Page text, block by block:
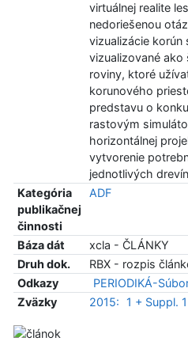
virtuálnej realite
nedoriešenou
vizualizácie korún
vizualizované
roviny, ktoré
korunového
predstavu o
rastovým
horizontálnej
vytvorenie
jednotlivých
Kategória
publikačnej
činnosti
ADF
Báza dát
xcla - ČLÁNKY
Druh dok.
RBX - rozpis
Odkazy
PERIODIKÁ-
Zväzky
2015: 1 + Suppl. 1